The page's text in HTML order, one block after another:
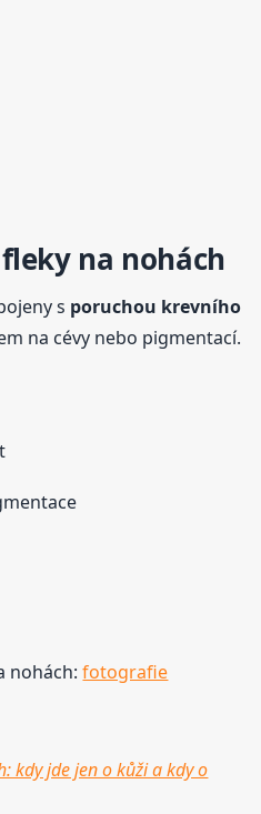
flekyna nohách
s poruchou krevního
na cévy nebo pigmentací.
nohách:fotografie
kdy jde jen o kůži a kdy o